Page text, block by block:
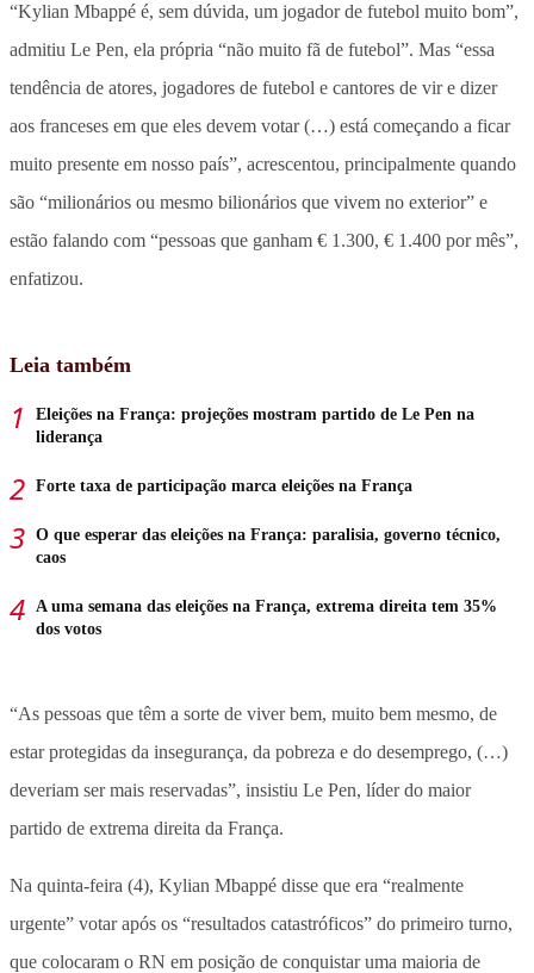
“Kylian Mbappé é, sem dúvida, um jogador de futebol muito bom”,
admitiu Le Pen, ela própria “não muito fã de futebol”. Mas “essa
tendência de atores, jogadores de futebol e cantores de vir e dizer
aos franceses em que eles devem votar (…) está começando a ficar
muito presente em nosso país”, acrescentou, principalmente quando
são “milionários ou mesmo bilionários que vivem no exterior” e
estão falando com “pessoas que ganham € 1.300, € 1.400 por mês”,
enfatizou.
Leia também
Eleições na França: projeções mostram partido de Le Pen na
liderança
Forte taxa de participação marca eleições na França
O que esperar das eleições na França: paralisia, governo técnico,
caos
A uma semana das eleições na França, extrema direita tem 35%
dos votos
“As pessoas que têm a sorte de viver bem, muito bem mesmo, de
estar protegidas da insegurança, da pobreza e do desemprego, (…)
deveriam ser mais reservadas”, insistiu Le Pen, líder do maior
partido de extrema direita da França.
Na quinta-feira (4), Kylian Mbappé disse que era “realmente
urgente” votar após os “resultados catastróficos” do primeiro turno,
que colocaram o RN em posição de conquistar uma maioria de